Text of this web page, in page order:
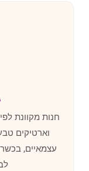
חנות מקוונת
וארטיקים
עצמאיים,